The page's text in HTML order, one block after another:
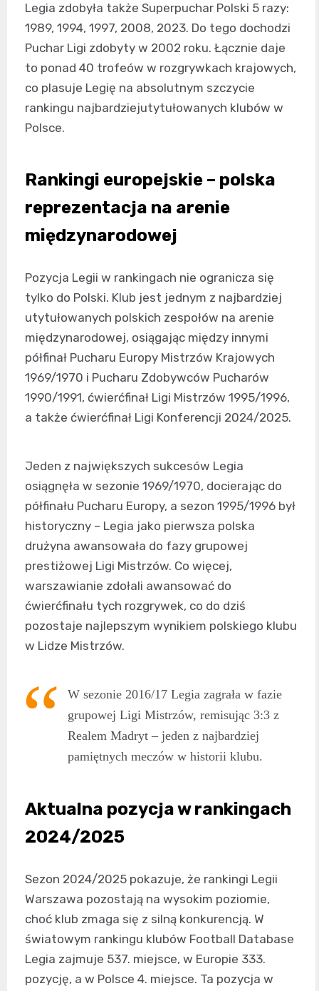
Legia zdobyła także Superpuchar Polski 5 razy:
1989, 1994, 1997, 2008, 2023. Do tego dochodzi
Puchar Ligi zdobyty w 2002 roku. Łącznie daje
to ponad 40 trofeów w rozgrywkach krajowych,
co plasuje Legię na absolutnym szczycie
rankingu najbardziejutytułowanych klubów w
Polsce.
Rankingi europejskie – polska
reprezentacja na arenie
międzynarodowej
Pozycja Legii w rankingach nie ogranicza się
tylko do Polski. Klub jest jednym z najbardziej
utytułowanych polskich zespołów na arenie
międzynarodowej, osiągając między innymi
półfinał Pucharu Europy Mistrzów Krajowych
1969/1970 i Pucharu Zdobywców Pucharów
1990/1991, ćwierćfinał Ligi Mistrzów 1995/1996,
a także ćwierćfinał Ligi Konferencji 2024/2025.
Jeden z największych sukcesów Legia
osiągnęła w sezonie 1969/1970, docierając do
półfinału Pucharu Europy, a sezon 1995/1996 był
historyczny – Legia jako pierwsza polska
drużyna awansowała do fazy grupowej
prestiżowej Ligi Mistrzów. Co więcej,
warszawianie zdołali awansować do
ćwierćfinału tych rozgrywek, co do dziś
pozostaje najlepszym wynikiem polskiego klubu
w Lidze Mistrzów.
W sezonie 2016/17 Legia zagrała w fazie
grupowej Ligi Mistrzów, remisując 3:3 z
Realem Madryt – jeden z najbardziej
pamiętnych meczów w historii klubu.
Aktualna pozycja w rankingach
2024/2025
Sezon 2024/2025 pokazuje, że rankingi Legii
Warszawa pozostają na wysokim poziomie,
choć klub zmaga się z silną konkurencją. W
światowym rankingu klubów Football Database
Legia zajmuje 537. miejsce, w Europie 333.
pozycję, a w Polsce 4. miejsce. Ta pozycja w